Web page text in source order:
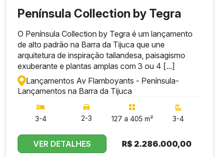
Península Collection by Tegra
O Península Collection by Tegra é um lançamento
de alto padrão na Barra da Tijuca que une
arquitetura de inspiração tailandesa, paisagismo
exuberante e plantas amplas com 3 ou 4 [...]
Lançamentos Av Flamboyants - Península-
Lançamentos na Barra da Tijuca
3-4 2-3 127 a 405 m² 3-4
VER DETALHES R$ 2.286.000,00